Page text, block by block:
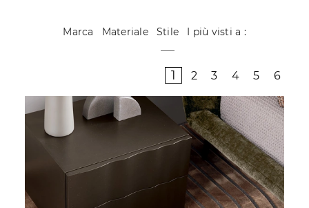
Marca Materiale Stile I più visti a :
1 2 3 4 5 6